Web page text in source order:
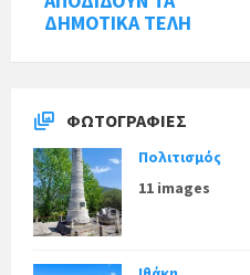
ΔΗΜΟΤΙΚΑ ΤΕΛΗ
ΦΩΤΟΓΡΑΦΊΕΣ
Πολιτισμός
11 images